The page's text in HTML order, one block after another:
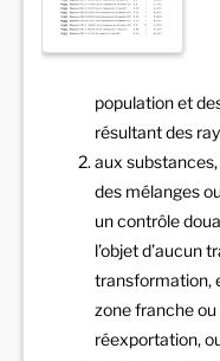
population et
résultant des
aux
des mélanges
un contrôle
l’objet d’aucun
transformation,
zone franche
réexportation,